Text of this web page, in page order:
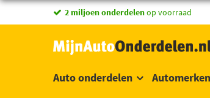
2 miljoen onderdelenop voorraad
Auto onderdelen Automerken